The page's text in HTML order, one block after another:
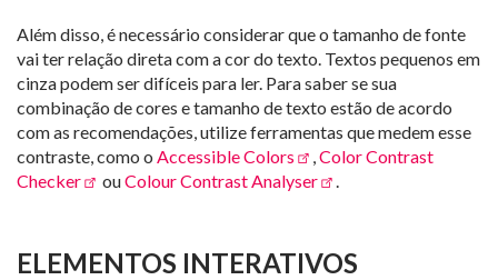
Além disso, é necessário considerar que o tamanho de fonte
vai ter relação direta com a cor do texto. Textos pequenos em
cinza podem ser difíceis para ler. Para saber se sua
combinação de cores e tamanho de texto estão de acordo
com as recomendações, utilize ferramentas que medem esse
contraste, como o Accessible Colors
Color Contrast
Checker
ouColour Contrast Analyser
ELEMENTOS INTERATIVOS